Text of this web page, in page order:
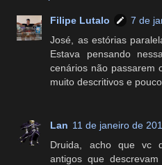
Filipe Lutalo
7 de
José, as estórias
Estava pensando
cenários não passarem
muito descritivos e
Lan 11 de janeiro de
Druida, acho que vc
antigos que